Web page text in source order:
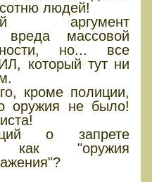
людей!
аргумент
вреда массовой
но... все
который тут ни
кроме полиции,
оружия не было!
о запрете
как "оружия